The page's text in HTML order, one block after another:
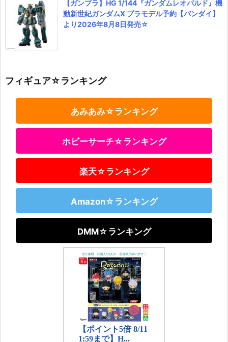
【ガンプラ】HG 1/144『ガンダムレオパルド』機
動新世紀ガンダムX プラモデル予約【バンダイ】
より2026年8月8日発売☆
フィギュア☆ランキング
あみあみ☆ランキング
ホビーサーチ☆ランキング
楽天☆ランキング
Amazon☆ランキング
DMM☆ランキング